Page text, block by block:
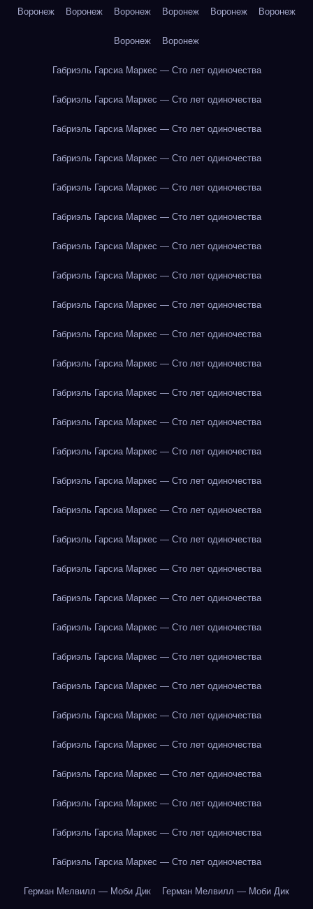
Воронеж Воронеж Воронеж Воронеж Воронеж Воронеж
Воронеж Воронеж
Габриэль Гарсиа Маркес — Сто лет одиночества
Габриэль Гарсиа Маркес — Сто лет одиночества
Габриэль Гарсиа Маркес — Сто лет одиночества
Габриэль Гарсиа Маркес — Сто лет одиночества
Габриэль Гарсиа Маркес — Сто лет одиночества
Габриэль Гарсиа Маркес — Сто лет одиночества
Габриэль Гарсиа Маркес — Сто лет одиночества
Габриэль Гарсиа Маркес — Сто лет одиночества
Габриэль Гарсиа Маркес — Сто лет одиночества
Габриэль Гарсиа Маркес — Сто лет одиночества
Габриэль Гарсиа Маркес — Сто лет одиночества
Габриэль Гарсиа Маркес — Сто лет одиночества
Габриэль Гарсиа Маркес — Сто лет одиночества
Габриэль Гарсиа Маркес — Сто лет одиночества
Габриэль Гарсиа Маркес — Сто лет одиночества
Габриэль Гарсиа Маркес — Сто лет одиночества
Габриэль Гарсиа Маркес — Сто лет одиночества
Габриэль Гарсиа Маркес — Сто лет одиночества
Габриэль Гарсиа Маркес — Сто лет одиночества
Габриэль Гарсиа Маркес — Сто лет одиночества
Габриэль Гарсиа Маркес — Сто лет одиночества
Габриэль Гарсиа Маркес — Сто лет одиночества
Габриэль Гарсиа Маркес — Сто лет одиночества
Габриэль Гарсиа Маркес — Сто лет одиночества
Габриэль Гарсиа Маркес — Сто лет одиночества
Габриэль Гарсиа Маркес — Сто лет одиночества
Габриэль Гарсиа Маркес — Сто лет одиночества
Габриэль Гарсиа Маркес — Сто лет одиночества
Герман Мелвилл — Моби Дик Герман Мелвилл — Моби Дик